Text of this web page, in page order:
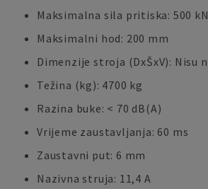
Maksimalna sila pritiska: 500 kN
Maksimalni hod: 200 mm
Dimenzije stroja (DxŠxV): Nisu
Težina (kg): 4700 kg
Razina buke: < 70 dB(A)
Vrijeme zaustavljanja: 60 ms
Zaustavni put: 6 mm
Nazivna struja: 11,4 A